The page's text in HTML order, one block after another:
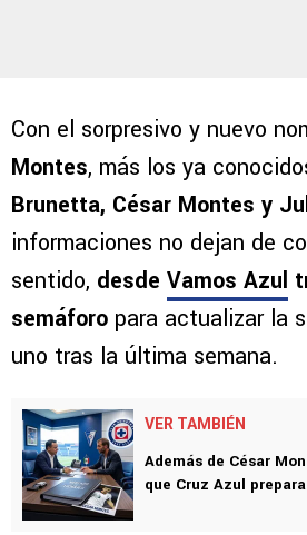
Con el sorpresivo y nuevo
Montes, más los ya
Brunetta, César Montes y
informaciones no dejan de
sentido, desde Vamos Azul
semáforo para actualizar la
uno tras la última semana.
VER TAMBIÉN
Además de César
que Cruz Azul